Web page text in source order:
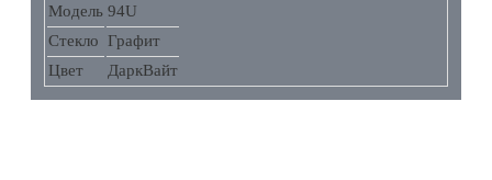
Модель 94U
Стекло
Графит
Цвет
ДаркВайт